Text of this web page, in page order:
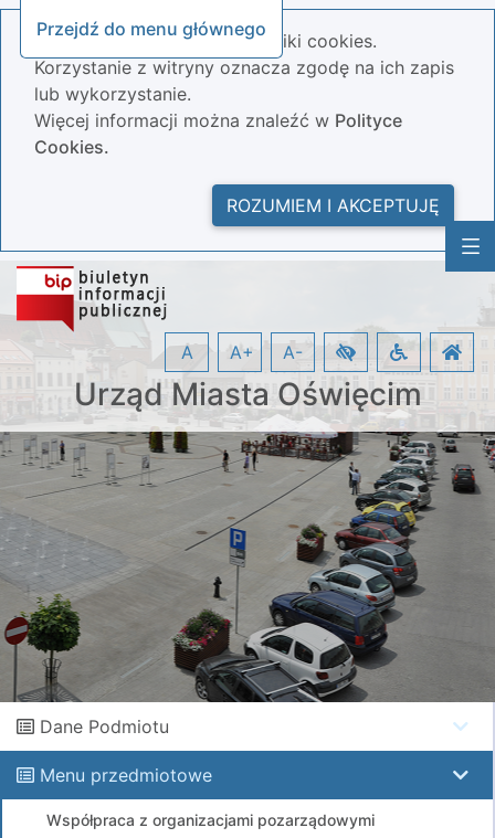
Przejdź do menu głównego
Nasza strona wykorzystuje pliki cookies.
Korzystanie z witryny oznacza zgodę na ich zapis
lub wykorzystanie.
Więcej informacji można znaleźć w Polityce
Cookies.
ROZUMIEM I AKCEPTUJĘ
Urząd Miasta Oświęcim
A A+ A-
Dane Podmiotu
Menu przedmiotowe
Współpraca z organizacjami pozarządowymi